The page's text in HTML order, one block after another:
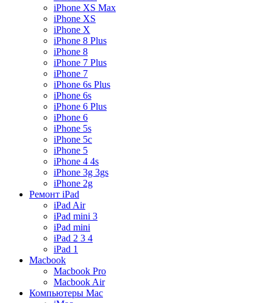
iPhone XS Max
iPhone XS
iPhone X
iPhone 8 Plus
iPhone 8
iPhone 7 Plus
iPhone 7
iPhone 6s Plus
iPhone 6s
iPhone 6 Plus
iPhone 6
iPhone 5s
iPhone 5c
iPhone 5
iPhone 4 4s
iPhone 3g 3gs
iPhone 2g
Ремонт iPad
iPad Air
iPad mini 3
iPad mini
iPad 2 3 4
iPad 1
Macbook
Macbook Pro
Macbook Air
Компьютеры Mac